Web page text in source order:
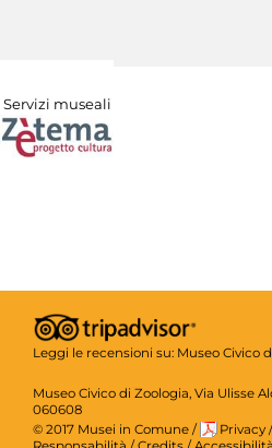
Servizi museali
Leggi le recensioni su: Museo Civico
Museo Civico di Zoologia, Via Ulisse
060608
© 2017 Musei in Comune / Privacy